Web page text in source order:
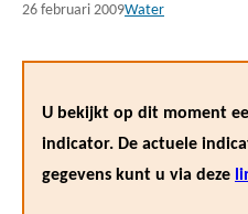
26 februari 2009Water
U bekijkt op dit moment
indicator. De actuele
gegevens kunt u via deze